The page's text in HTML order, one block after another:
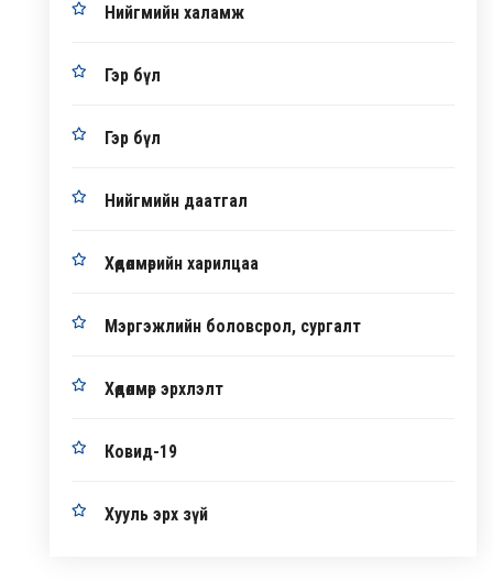
Нийгмийн халамж
Гэр бүл
Гэр бүл
Нийгмийн даатгал
Хөдөлмөрийн харилцаа
Мэргэжлийн боловсрол, сургалт
Хөдөлмөр эрхлэлт
Ковид-19
Хууль эрх зүй